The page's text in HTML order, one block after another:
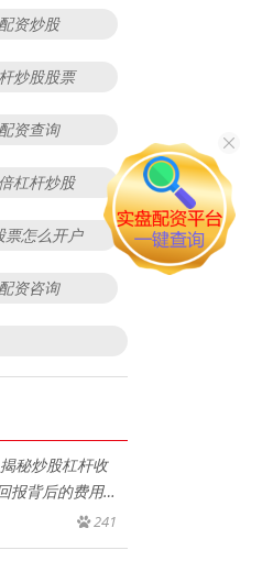
配资炒股
炒股股票
配资查询
杠杆炒股
票怎么开户
配资咨询
秘炒股杠杆收
报背后的费用真
241